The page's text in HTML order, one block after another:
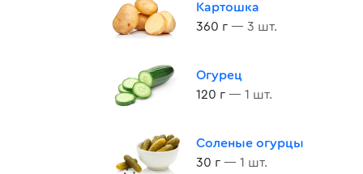
Картошка
360 г — 3 шт.
Огурец
120 г — 1 шт.
Соленые огурцы
30 г — 1 шт.